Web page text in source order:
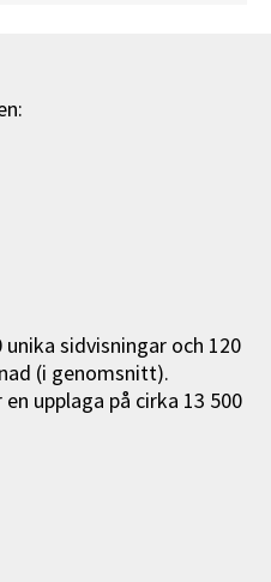
sidvisningar och 120
(i genomsnitt).
upplaga på cirka 13 500